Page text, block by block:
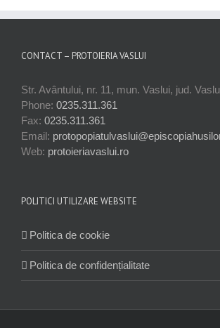
CONTACT – PROTOIERIA VASLUI
Str. Avântului, nr. 11, mun. Vaslui, jud.
Phone: 0235.311.361
Fax: 0235.311.361
Email:
Web: protoieriavaslui.ro
POLITICI UTILIZARE WEBSITE
Politica de cookie
Politica de confidențialitate